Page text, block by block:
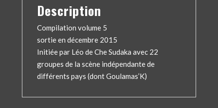
Description
Compilation volume 5
sortie en décembre 2015
Initiée par Léo de Che Sudaka avec 22
groupes de la scène indépendante de
différents pays (dont Goulamas’K)